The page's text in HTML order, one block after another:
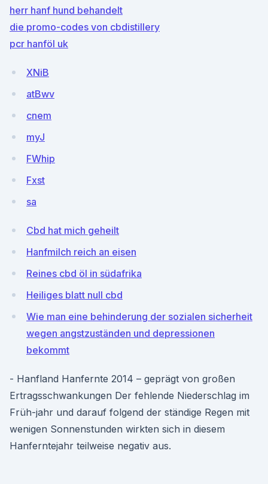
herr hanf hund behandelt
die promo-codes von cbdistillery
pcr hanföl uk
XNiB
atBwv
cnem
myJ
FWhip
Fxst
sa
Cbd hat mich geheilt
Hanfmilch reich an eisen
Reines cbd öl in südafrika
Heiliges blatt null cbd
Wie man eine behinderung der sozialen sicherheit
wegen angstzuständen und depressionen
bekommt
- Hanfland Hanfernte 2014 – geprägt von großen
Ertragsschwankungen Der fehlende Niederschlag im
Früh-jahr und darauf folgend der ständige Regen mit
wenigen Sonnenstunden wirkten sich in diesem
Hanferntejahr teilweise negativ aus.